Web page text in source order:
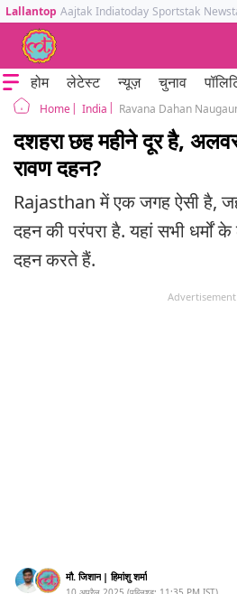
Lallantop Aajtak Indiatoday Sportstak
होम लेटेस्ट न्यूज़ चुनाव
Home India
दशहरा छह महीने दूर है,
रावण दहन?
Rajasthan में एक जगह ऐसी है,
दहन की परंपरा है. यहां सभी धर्मों
दहन करते हैं.
Advertisement
मौ. जिशान | हिमांशु शर्मा